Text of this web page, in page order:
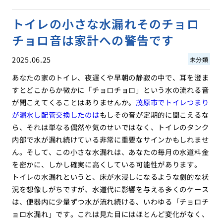
トイレの小さな水漏れそのチョロ
チョロ音は家計への警告です
2025.06.25 未分類
あなたの家のトイレ、夜遅くや早朝の静寂の中で、耳を澄ま
すとどこからか微かに「チョロチョロ」という水の流れる音
が聞こえてくることはありませんか。 茂原市でトイレつまり
が漏水し配管交換したのはもしその音が定期的に聞こえるな
ら、それは単なる偶然や気のせいではなく、トイレのタンク
内部で水が漏れ続けている非常に重要なサインかもしれませ
ん。そして、この小さな水漏れは、あなたの毎月の水道料金
を密かに、しかし確実に高くしている可能性があります。
トイレの水漏れというと、床が水浸しになるような劇的な状
況を想像しがちですが、水道代に影響を与える多くのケース
は、便器内に少量ずつ水が流れ続ける、いわゆる「チョロチ
ョロ水漏れ」です。これは見た目にはほとんど変化がなく、